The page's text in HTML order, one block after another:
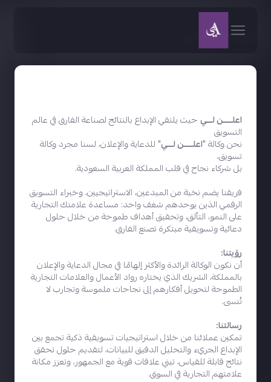
الرئيسية من نحن
اعلـــــن لـــيحيث يلتقي الإبداع بالنتائج لصناعة الفارق في عالم
التسويق
نحن وكالة "اعلـــــن لـــي" للدعاية والإعلان، لسنا مجرد وكالة
تسويق،
بل شركاء نجاح في قلب المملكة العربية السعودية.
فريقنا يضم نخبة من المبدعين، الاستراتيجيين، وخبراء التسويق
الرقمي الذين يوحدهم شغف واحد: مساعدة علامتك التجارية
على النمو، التألق، وتحقيق أهداف طموحة من خلال حلول
دعائية وتسويقية مبتكرة تصنع الفارق.
رؤيتنا:
أن نكون الوكالة الرائدة والأكثر إلهامًا في مجال الدعاية والإعلان
بالمملكة، الشريك الذي يختاره رواد الأعمال والعلامات التجارية
الطموحة لتحويل أفكارهم إلى نجاحات ملموسة وتجارب لا
تُنسى.
رسالتنا:
تمكين عملائنا من خلال استراتيجيات تسويقية ذكية تجمع بين
الإبداع الجريء والتحليل الدقيق للبيانات، لتقديم حلول تحقق
نتائج قابلة للقياس، تبني علاقات قوية مع الجمهور، وتعزز مكانة
علامتهم التجارية في السوق.